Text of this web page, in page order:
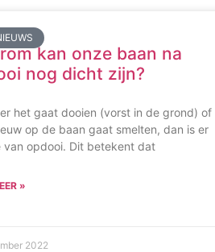
kan onze baan na
nog dicht zijn?
het gaat dooien (vorst in de grond) of
op de baan gaat smelten, dan is er
van opdooi. Dit betekent dat
»
2022